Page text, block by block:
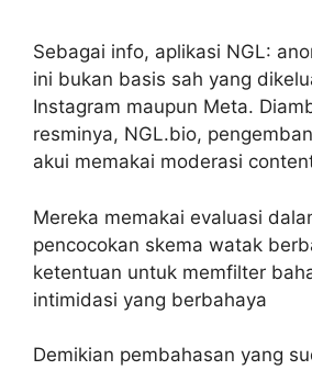
Sebagai info, aplikasi NGL:
ini bukan basis sah yang
Instagram maupun Meta.
resminya, NGL.bio,
akui memakai moderasi
Mereka memakai evaluasi
pencocokan skema watak
ketentuan untuk memfilter
intimidasi yang berbahaya
Demikian pembahasan yang